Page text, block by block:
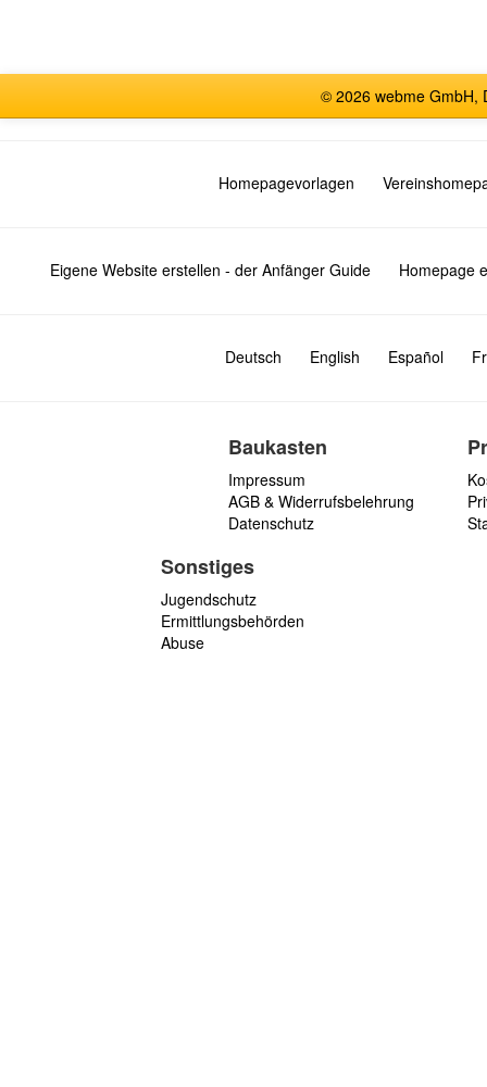
© 2026 webme GmbH,
Homepagevorlagen
Eigene Website erstellen - der Anfänger Guide Homepage
Deutsch English Español
Baukasten
Impressum
AGB & Widerrufsbelehrung
Datenschutz
Sonstiges
Jugendschutz
Ermittlungsbehörden
Abuse